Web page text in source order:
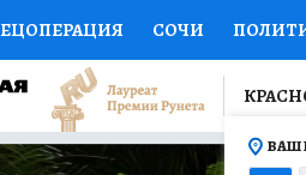
СОЧИ
СПОРТ КОЛУМНИСТЫ
ДОКТОР ФИНАНСЫ ВАШ